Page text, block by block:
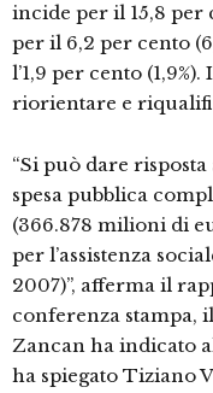
incide per il 15,8 per
per il 6,2 per cento
l’1,9 per cento
riorientare e
“Si può dare
spesa pubblica
(366.878 milioni di
per l’assistenza
2007)”, afferma il
conferenza stampa,
Zancan ha indicato
ha spiegato Tiziano